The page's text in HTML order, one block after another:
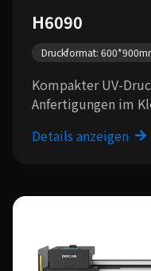
H6090
Druckformat:
Kompakter UV-
Anfertigungen im
Details anzeigen